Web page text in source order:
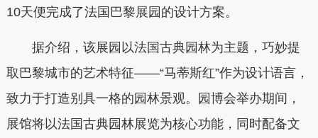
10天便完成了法国巴黎展园的设计方案。
据介绍，该展园以法国古典园林为主题，巧妙提
取巴黎城市的艺术特征——“马蒂斯红”作为设计语言，
致力于打造别具一格的园林景观。园博会举办期间，
展馆将以法国古典园林展览为核心功能，同时配备文